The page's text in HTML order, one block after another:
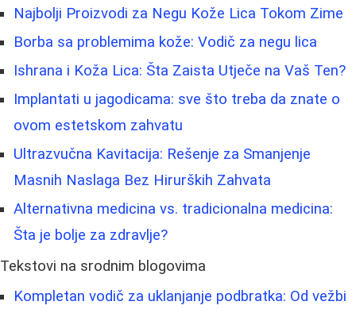
Najbolji Proizvodi za Negu Kože Lica Tokom Zime
Borba sa problemima kože: Vodič za negu lica
Ishrana i Koža Lica: Šta Zaista Utječe na Vaš Ten?
Implantati u jagodicama: sve što treba da znate o
ovom estetskom zahvatu
Ultrazvučna Kavitacija: Rešenje za Smanjenje
Masnih Naslaga Bez Hirurških Zahvata
Alternativna medicina vs. tradicionalna medicina:
Šta je bolje za zdravlje?
Tekstovi na srodnim blogovima
Kompletan vodič za uklanjanje podbratka: Od vežbi